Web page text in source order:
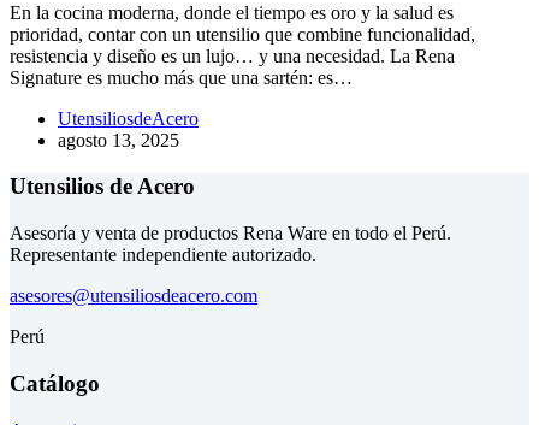
En la cocina moderna, donde el tiempo es oro y la salud es
prioridad, contar con un utensilio que combine funcionalidad,
resistencia y diseño es un lujo… y una necesidad. La Rena
Signature es mucho más que una sartén: es…
UtensiliosdeAcero
agosto 13, 2025
Utensilios de Acero
Asesoría y venta de productos Rena Ware en todo el Perú.
Representante independiente autorizado.
asesores@utensiliosdeacero.com
Perú
Catálogo